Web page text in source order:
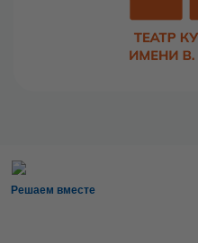
Решаем вместе